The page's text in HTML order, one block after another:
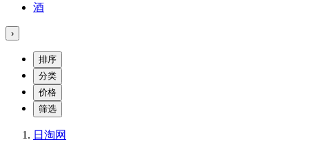
酒
›
排序
分类
价格
筛选
日淘网